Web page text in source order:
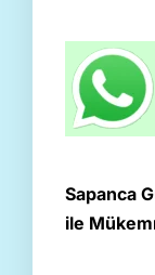
Sapanca
ile